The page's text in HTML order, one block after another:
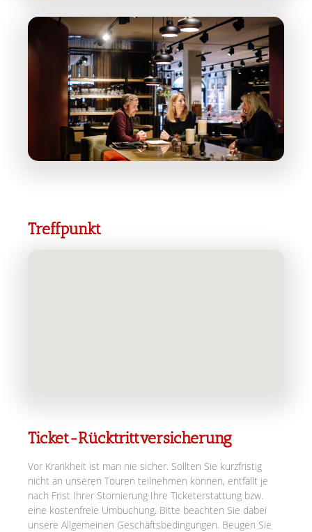
Treffpunkt
Ticket-Rücktrittversicherung
Vor Krankheit ist man nie sicher. Sollten Sie kurzfristig
nicht an unseren Touren teilnehmen können, entfällt je
nach Frist Ihrer Stornierung Ihre Ticketerstattung bzw.
eine kostenfreie Umbuchung. Bitte beachten Sie dabei
unsere Allgemeinen Geschäftsbedingungen. Beugen Sie